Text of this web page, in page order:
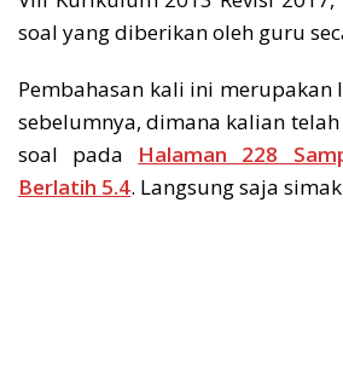
soal yang diberikan oleh guru
Pembahasan kali ini
sebelumnya, dimana kalian
soal pada Halaman 228
Berlatih 5.4. Langsung saja